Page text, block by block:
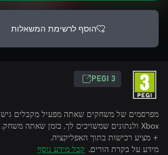
הוסף לרשימת המשאלות
PEGI 3
מפרסמים של משחקים שאתה מפעיל מקבלים
Xbox ולנתונים שמשויכים לך, בזמן שאתה משחק.
+ מציע רכישות בתוך האפליקציה.
מידע על בקרת הורים. קבל מידע נוסף